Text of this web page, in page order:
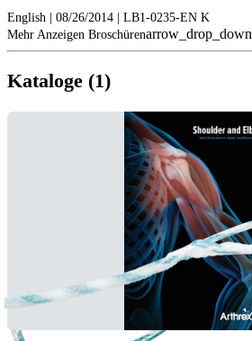
English | 08/26/2014 | LB1-0235-EN K
Mehr Anzeigen Broschürenarrow_drop_down
Kataloge (1)